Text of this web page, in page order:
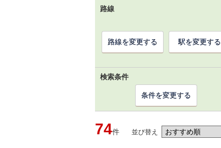
路線
路線を変更する 駅を変更する
検索条件
条件を変更する
74件 並び替え